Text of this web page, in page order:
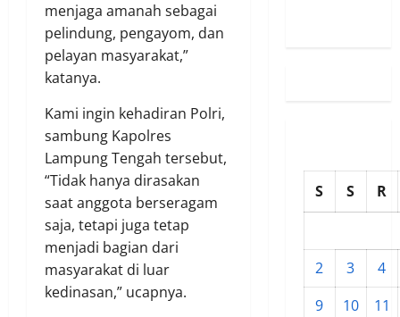
menjaga amanah sebagai
pelindung, pengayom, dan
pelayan masyarakat,”
katanya.
Kami ingin kehadiran Polri,
sambung Kapolres
Lampung Tengah tersebut,
“Tidak hanya dirasakan
saat anggota berseragam
saja, tetapi juga tetap
menjadi bagian dari
masyarakat di luar
kedinasan,” ucapnya.
S S R
2 3
4
9
10
11